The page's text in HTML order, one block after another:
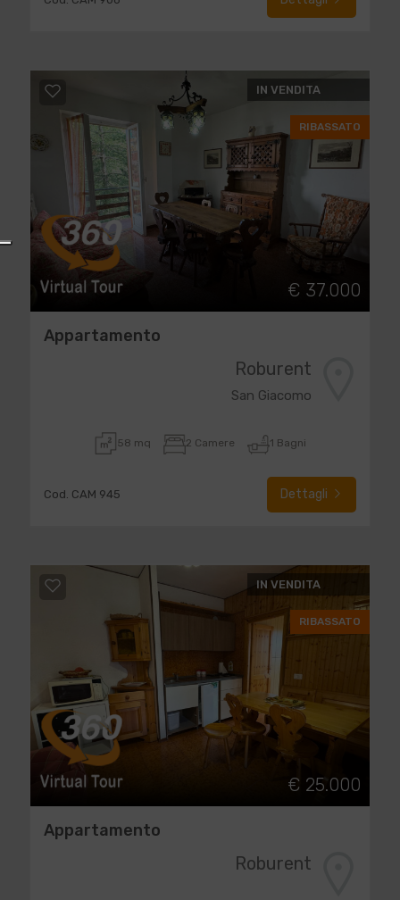
IN VENDITA
RIBASSATO
€ 37.000
Appartamento
Roburent
San Giacomo
58 mq 2 Camere 1 Bagni
Cod. CAM 945 Dettagli
IN VENDITA
RIBASSATO
€ 25.000
Appartamento
Roburent